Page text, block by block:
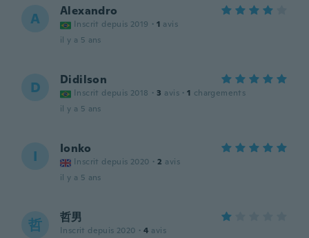
A Alexandro
Inscrit depuis 2019 · 1 avis
il y a 5 ans
D Didilson
Inscrit depuis 2018 · 3 avis · 1 chargements
il y a 5 ans
I Ionko
Inscrit depuis 2020 · 2 avis
il y a 5 ans
哲 哲男
Inscrit depuis 2020 · 4 avis